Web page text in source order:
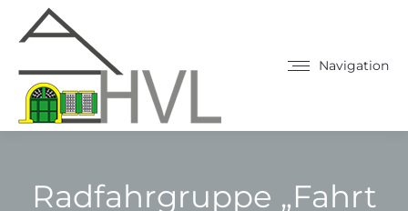
Navigation
Radfahrgruppe „Fahrt